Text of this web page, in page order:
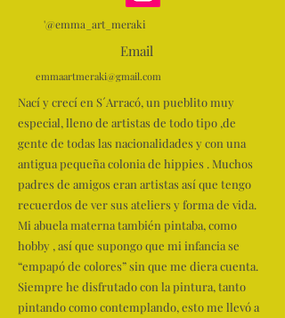
'@emma_art_meraki
Email
emmaartmeraki@gmail.com
Nací y crecí en S´Arracó, un pueblito muy
especial, lleno de artistas de todo tipo ,de
gente de todas las nacionalidades y con una
antigua pequeña colonia de hippies . Muchos
padres de amigos eran artistas así que tengo
recuerdos de ver sus ateliers y forma de vida.
Mi abuela materna también pintaba, como
hobby , así que supongo que mi infancia se
“empapó de colores” sin que me diera cuenta.
Siempre he disfrutado con la pintura, tanto
pintando como contemplando, esto me llevó a